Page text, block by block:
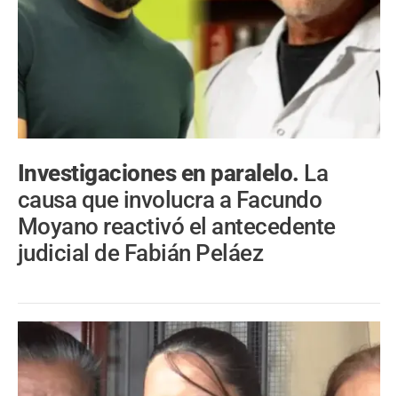
Investigaciones en paralelo. La
causa que involucra a Facundo
Moyano reactivó el antecedente
judicial de Fabián Peláez